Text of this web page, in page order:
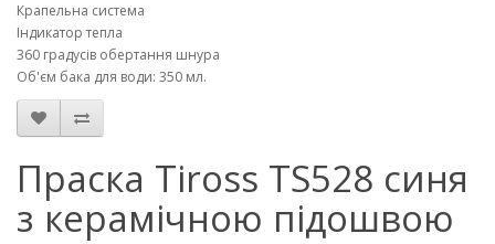
Крапельна система
Індикатор тепла
360 градусів обертання шнура
Об'єм бака для води: 350 мл.
Праска Tiross TS528 синя
з керамічною підошвою